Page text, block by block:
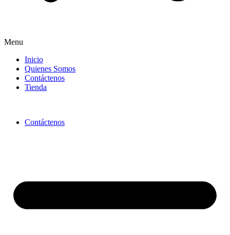
Menu
Inicio
Quienes Somos
Contáctenos
Tienda
Contáctenos